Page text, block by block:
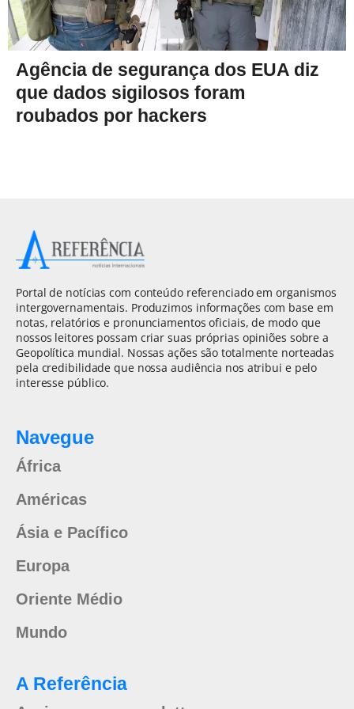
Agência de segurança dos EUA diz
que dados sigilosos foram
roubados por hackers
Portal de notícias com conteúdo referenciado em organismos
intergovernamentais. Produzimos informações com base em
notas, relatórios e pronunciamentos oficiais, de modo que
nossos leitores possam criar suas próprias opiniões sobre a
Geopolítica mundial. Nossas ações são totalmente norteadas
pela credibilidade que nossa audiência nos atribui e pelo
interesse público.
Navegue
África
Américas
Ásia e Pacífico
Europa
Oriente Médio
Mundo
A Referência